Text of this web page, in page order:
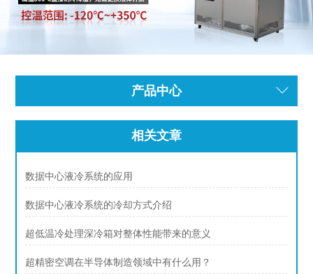
产品中心
相关文章
数据中心液冷系统的应用
数据中心液冷系统的冷却方式介绍
超低温冷处理深冷箱对整体性能带来的意义
超精密空调在半导体制造领域中有什么用？